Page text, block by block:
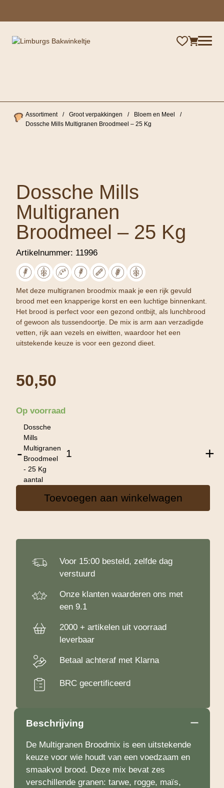
Assortiment / Groot verpakkingen / Bloem en Meel
/
Dossche Mills Multigranen Broodmeel – 25 Kg
Dossche Mills
Multigranen
Broodmeel – 25 Kg
Artikelnummer: 11996
Met deze multigranen broodmix maak je een rijk gevuld
brood met een knapperige korst en een luchtige binnenkant.
Het brood is perfect voor een gezond ontbijt, als lunchbrood
of gewoon als tussendoortje. De mix is arm aan verzadigde
vetten, rijk aan vezels en eiwitten, waardoor het een
uitstekende keuze is voor een gezond dieet.
50,50
Op voorraad
-
Dossche
Mills
Multigranen
Broodmeel
- 25 Kg
aantal
+
Toevoegen aan winkelwagen
Voor 15:00 besteld, zelfde dag
verstuurd
Onze klanten waarderen ons met
een 9.1
2000 + artikelen uit voorraad
leverbaar
Betaal achteraf met Klarna
BRC gecertificeerd
Beschrijving
De Multigranen Broodmix is een uitstekende
keuze voor wie houdt van een voedzaam en
smaakvol brood. Deze mix bevat zes
verschillende granen: tarwe, rogge, maïs,